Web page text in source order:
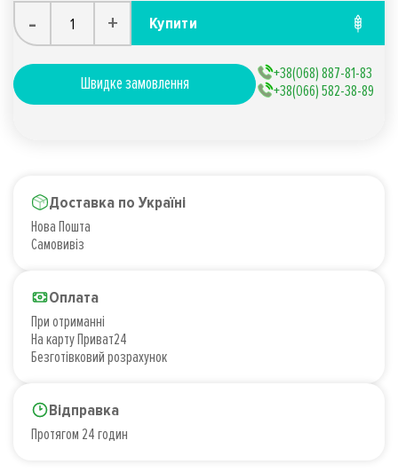
- + Купити
Швидке замовлення
+38(068) 887-81-83
+38(066) 582-38-89
Доставка по Україні
Нова Пошта
Самовивіз
Оплата
При отриманні
На карту Приват24
Безготівковий розрахунок
Відправка
Протягом 24 годин